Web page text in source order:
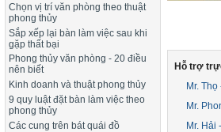
Chọn vị trí văn phòng theo thuật
phong thủy
Sắp xếp lại bàn làm việc sau khi
gặp thất bại
Phong thủy văn phòng - 20 điều
nên biết
Kinh doanh và thuật phong thủy
9 quy luật đặt bàn làm việc theo
phong thủy
Các cung trên bát quái đồ
Hỗ trợ
Mr.
Mr.
Mr. Hải